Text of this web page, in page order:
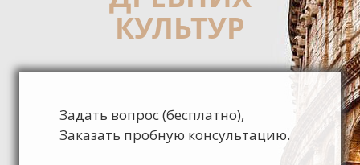
КУЛЬТУР
Задать вопрос (бесплатно),
Заказать пробную консультацию.